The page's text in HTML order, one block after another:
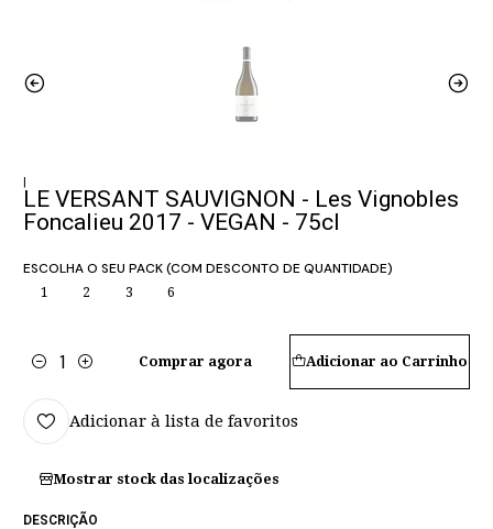
|
LE VERSANT SAUVIGNON - Les Vignobles
Foncalieu 2017 - VEGAN - 75cl
ESCOLHA O SEU PACK (COM DESCONTO DE QUANTIDADE)
1 2 3 6
Quantidade
Adicionar ao Carrinho
Comprar agora
Adicionar à lista de favoritos
Mostrar stock das localizações
DESCRIÇÃO